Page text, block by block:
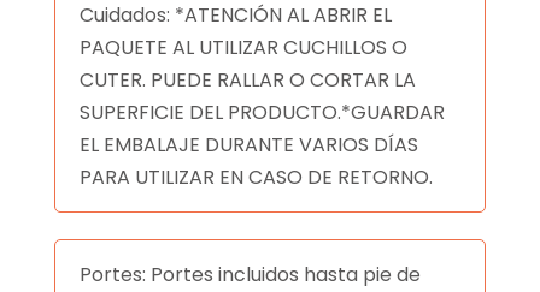
Cuidados: *ATENCIÓN AL ABRIR EL
PAQUETE AL UTILIZAR CUCHILLOS O
CUTER. PUEDE RALLAR O CORTAR LA
SUPERFICIE DEL PRODUCTO.*GUARDAR
EL EMBALAJE DURANTE VARIOS DÍAS
PARA UTILIZAR EN CASO DE RETORNO.
Portes: Portes incluidos hasta pie de